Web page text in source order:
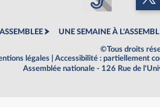
UNE SEMAINE À
©Tous droits
légales
Accessibilité : partiellement
Assemblée nationale - 126 Rue de